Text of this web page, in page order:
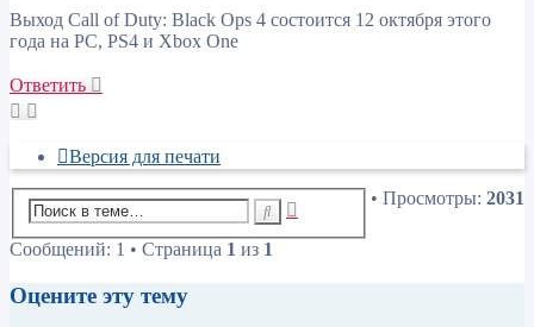
Выход Call of Duty: Black Ops 4 состоится 12 октября этого
года на PC, PS4 и Xbox One
Ответить
Версия для печати
• Просмотры: 2031
Расширенный
Сообщений: 1 • Страница 1 из 1
Оцените эту тему